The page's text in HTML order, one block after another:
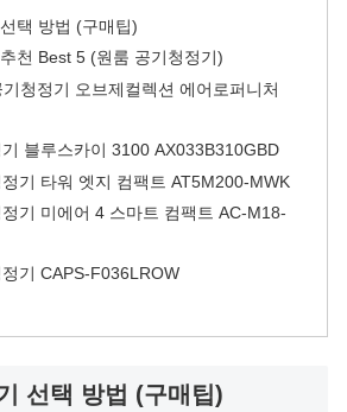
택 방법 (구매팁)
천 Best 5 (원룸 공기청정기)
청정기 오브제컬렉션 에어로퍼니처
블루스카이 3100 AX033B310GBD
기 타워 엣지 컴팩트 AT5M200-MWK
기 미에어 4 스마트 컴팩트 AC-M18-
기 CAPS-F036LROW
선택 방법 (구매팁)